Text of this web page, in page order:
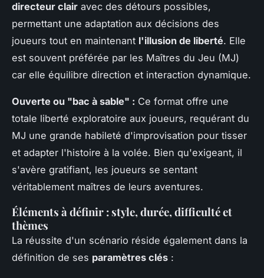
directeur clair avec des détours possibles,
permettant une adaptation aux décisions des
joueurs tout en maintenant l'illusion de liberté. Elle
est souvent préférée par les Maîtres du Jeu (MJ)
car elle équilibre direction et interaction dynamique.
Ouverte ou "bac à sable" : Ce format offre une
totale liberté exploratoire aux joueurs, requérant du
MJ une grande habileté d'improvisation pour tisser
et adapter l'histoire à la volée. Bien qu'exigeant, il
s'avère gratifiant, les joueurs se sentant
véritablement maîtres de leurs aventures.
Éléments à définir : style, durée, difficulté et
thèmes
La réussite d'un scénario réside également dans la
définition de ses paramètres clés :